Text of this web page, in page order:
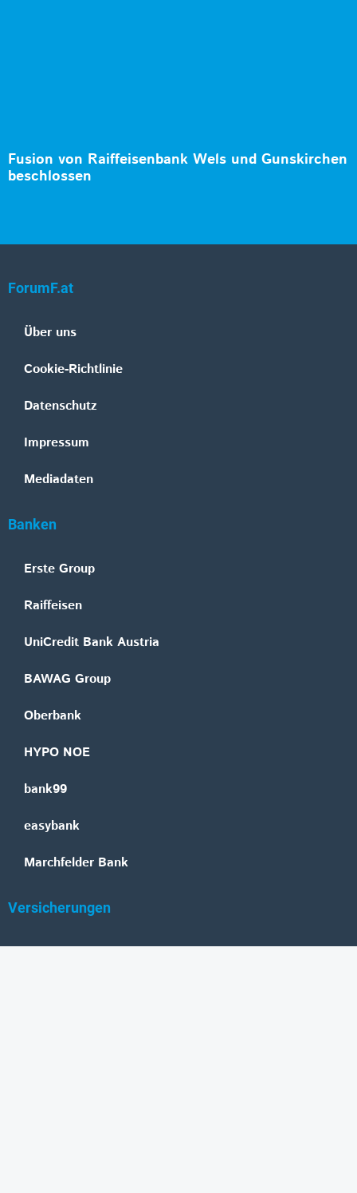
Fusion von Raiffeisenbank Wels und Gunskirchen
beschlossen
ForumF.at
Über uns
Cookie-Richtlinie
Datenschutz
Impressum
Mediadaten
Banken
Erste Group
Raiffeisen
UniCredit Bank Austria
BAWAG Group
Oberbank
HYPO NOE
bank99
easybank
Marchfelder Bank
Versicherungen
Vienna Insurance Group